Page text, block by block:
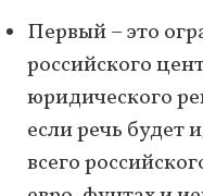
Первый – это
российского
юридического
если речь будет
всего